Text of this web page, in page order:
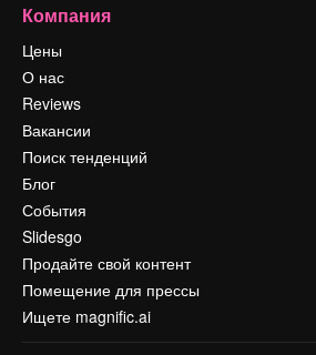
Компания
Цены
О нас
Reviews
Вакансии
Поиск тенденций
Блог
События
Slidesgo
Продайте свой контент
Помещение для прессы
Ищете magnific.ai